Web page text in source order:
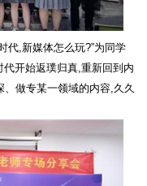
代,新媒体怎么玩?”为同学
开始返璞归真,重新回到内
做专某一领域的内容,久久